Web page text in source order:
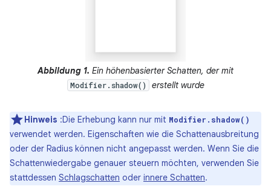
Abbildung 1. Ein höhenbasierter Schatten, der mit
Modifier.shadow() erstellt wurde
Hinweis :Die Erhebung kann nur mit Modifier.shadow()
verwendet werden. Eigenschaften wie die Schattenausbreitung
oder der Radius können nicht angepasst werden. Wenn Sie die
Schattenwiedergabe genauer steuern möchten, verwenden Sie
stattdessen Schlagschatten oder innere Schatten.